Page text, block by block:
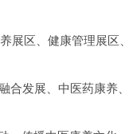
展区、健康管理展区、
合发展、中医药康养、